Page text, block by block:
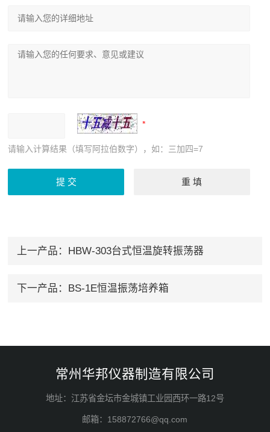
请输入计算结果（填写阿拉伯数字），如：三加四=7
上一产品： HBW-303台式恒温旋转振荡器
下一产品： BS-1E恒温振荡培养箱
常州华邦仪器制造有限公司
地址：江苏省金坛市金城镇工业园西环一路12号
邮箱：158872766@qq.com